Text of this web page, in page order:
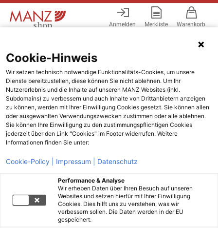
Anmelden Merkliste Warenkorb
Cookie-Hinweis
Wir setzen technisch notwendige Funktionalitäts-Cookies, um unsere
Dienste bereitzustellen, diese können Sie nicht ablehnen. Um Ihr
Nutzererlebnis und die Inhalte auf unseren MANZ Websites (inkl.
Subdomains) zu verbessern und auch Inhalte von Drittanbietern anzeigen
zu können, werden mit Ihrer Einwilligung Cookies gesetzt. Sie können allen
oder ausgewählten Verwendungszwecken zustimmen oder alle ablehnen.
Sie können Ihre Einwilligung zu den zustimmungspflichtigen Cookies
jederzeit über den Link "Cookies" im Footer widerrufen. Weitere
Informationen finden Sie unter:
Cookie-Policy | Impressum | Datenschutz
Performance & Analyse
Wir erheben Daten über Ihren Besuch auf unseren
Websites und setzen hierfür mit Ihrer Einwilligung
Cookies. Dies hilft uns zu verstehen, was wir
verbessern sollen. Die Daten werden in der EU
gespeichert.